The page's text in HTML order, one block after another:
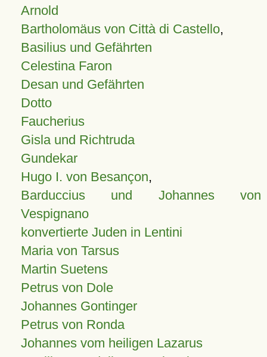
Arnold
Bartholomäus von Città di Castello,
Basilius und Gefährten
Celestina Faron
Desan und Gefährten
Dotto
Faucherius
Gisla und Richtruda
Gundekar
Hugo I. von Besançon,
Barduccius und Johannes von
Vespignano
konvertierte Juden in Lentini
Maria von Tarsus
Martin Suetens
Petrus von Dole
Johannes Gontinger
Petrus von Ronda
Johannes vom heiligen Lazarus